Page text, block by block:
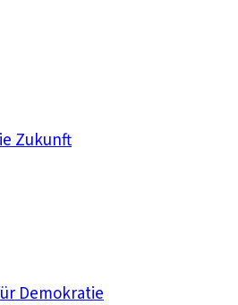
Zukunft
Demokratie